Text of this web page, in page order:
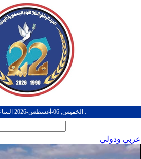
: الخميس, 06-أغسطس-2026 الساعة: 06:24 ص
عربي ودولي